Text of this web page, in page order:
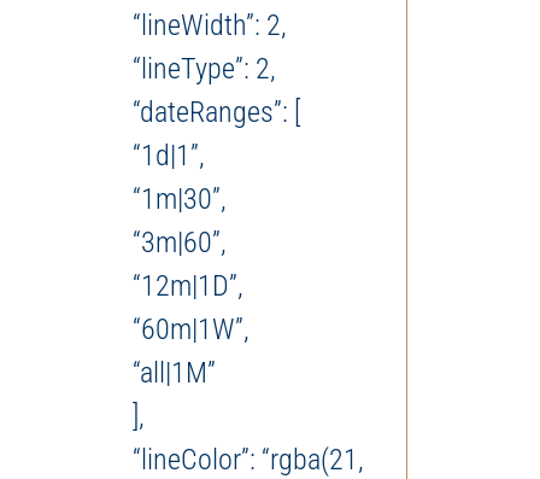
“lineWidth”: 2,
“lineType”: 2,
“dateRanges”: [
“1d|1”,
“1m|30”,
“3m|60”,
“12m|1D”,
“60m|1W”,
“all|1M”
],
“lineColor”: “rgba(21,